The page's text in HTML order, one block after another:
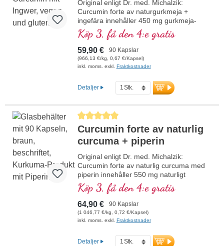
Original enligt Dr. med. Michalzik:
Curcumin forte av naturgurkmeja +
ingefära innehåller 450 mg gurkmeja-
naturextrakt och 100 mg ingefära-
naturextrakt per kapsel. Detta
högkvalitativa kosttillskott är fritt från
tillsatser och tillverkas i Tyskland.
Förseglingen är aluminiumfri.
av naturgurkmeja + ingefära
Köp 3, få den 4:e gratis
59,90 € 90 Kapslar
(966,13 €/kg, 0,67 €/Kapsel)
inkl. moms. exkl. Fraktkostnader
Detaljer
Genomsnittligt betyg på 5 av 5 stjärnor
Curcumin forte av naturlig
curcuma + piperin
Original enligt Dr. med. Michalzik:
Curcumin forte av naturlig curcuma med
piperin innehåller 550 mg naturligt
curcumaextrakt och 5 mg naturligt
svartpepparextrakt per dagsdos (1
kapsel). Detta högkvalitativa kosttillskott är
fritt från tillsatser och tillverkas i Tyskland.
Förseglingen är aluminiumfri.
av naturlig curcuma med piperin
Köp 3, få den 4:e gratis
64,90 € 90 Kapslar
(1 046,77 €/kg, 0,72 €/Kapsel)
inkl. moms. exkl. Fraktkostnader
Detaljer